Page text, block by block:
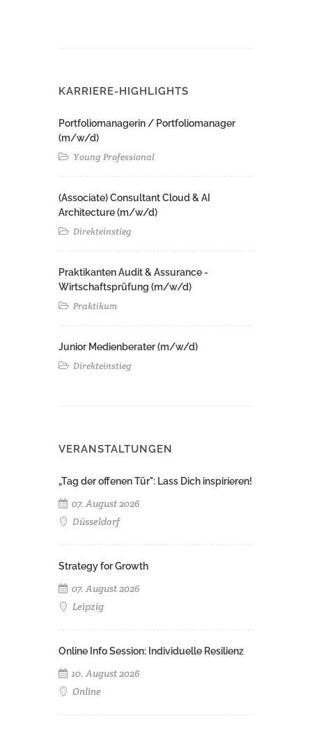
KARRIERE-HIGHLIGHTS
Portfoliomanagerin / Portfoliomanager
(m/w/d)
Young Professional
(Associate) Consultant Cloud & AI
Architecture (m/w/d)​ ​
Direkteinstieg
Praktikanten Audit & Assurance -
Wirtschaftsprüfung (m/w/d)
Praktikum
Junior Medienberater (m/w/d)
Direkteinstieg
VERANSTALTUNGEN
„Tag der offenen Tür": Lass Dich inspirieren!
07. August 2026
Düsseldorf
Strategy for Growth
07. August 2026
Leipzig
Online Info Session: Individuelle Resilienz
10. August 2026
Online